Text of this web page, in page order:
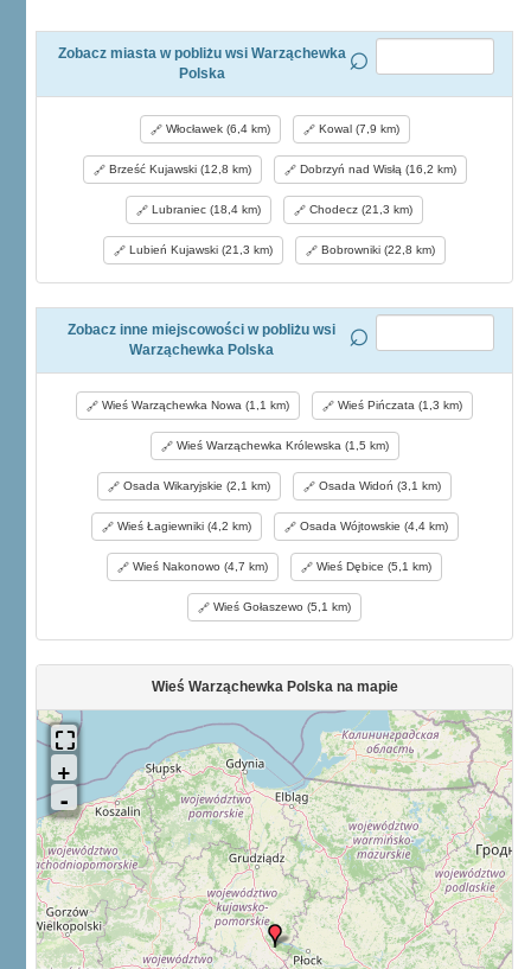
Zobacz miasta w pobliżu wsi Warząchewka
Polska
Włocławek (6,4 km) Kowal (7,9 km)
Brześć Kujawski (12,8 km) Dobrzyń nad Wisłą (16,2 km)
Lubraniec (18,4 km) Chodecz (21,3 km)
Lubień Kujawski (21,3 km) Bobrowniki (22,8 km)
Zobacz inne miejscowości w pobliżu wsi
Warząchewka Polska
Wieś Warząchewka Nowa (1,1 km) Wieś Pińczata (1,3 km)
Wieś Warząchewka Królewska (1,5 km)
Osada Wikaryjskie (2,1 km) Osada Widoń (3,1 km)
Wieś Łagiewniki (4,2 km) Osada Wójtowskie (4,4 km)
Wieś Nakonowo (4,7 km) Wieś Dębice (5,1 km)
Wieś Gołaszewo (5,1 km)
Wieś Warząchewka Polska na mapie